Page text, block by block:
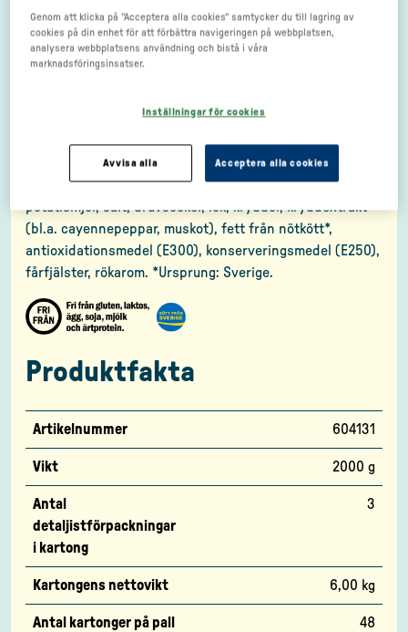
Ingredienser
INGREDIENSER: Svenskt gris- och nötkött (76%)*, vatten,
potatismjöl, salt, druvsocker, lök, kryddor, kryddextrakt
(bl.a. cayennepeppar, muskot), fett från nötkött*,
antioxidationsmedel (E300), konserveringsmedel (E250),
fårfjälster, rökarom. *Ursprung: Sverige.
Produktfakta
Artikelnummer 604131
Vikt 2000 g
Antal
detaljistförpackningar
i kartong
3
Kartongens nettovikt 6,00 kg
Antal kartonger på pall 48
Genom att klicka på "Acceptera alla cookies" samtycker du till lagring av
cookies på din enhet för att förbättra navigeringen på webbplatsen,
analysera webbplatsens användning och bistå i våra
marknadsföringsinsatser.
Inställningar för cookies
Avvisa alla Acceptera alla cookies